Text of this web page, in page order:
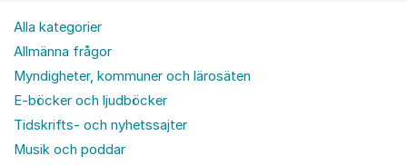
Alla kategorier
Allmänna frågor
Myndigheter, kommuner och lärosäten
E-böcker och ljudböcker
Tidskrifts- och nyhetssajter
Musik och poddar